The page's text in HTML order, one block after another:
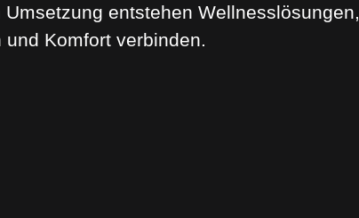
entstehen
und Komfort verbinden.